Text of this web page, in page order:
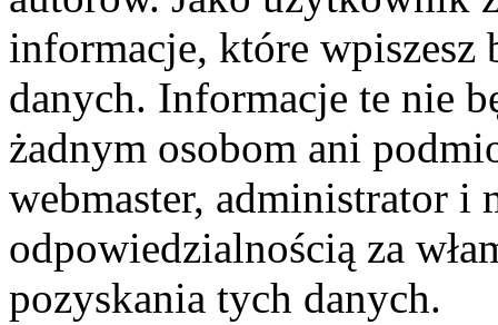
informacje, które wpiszesz
danych. Informacje te nie
żadnym osobom ani
webmaster, administrator i
odpowiedzialnością za
pozyskania tych danych.